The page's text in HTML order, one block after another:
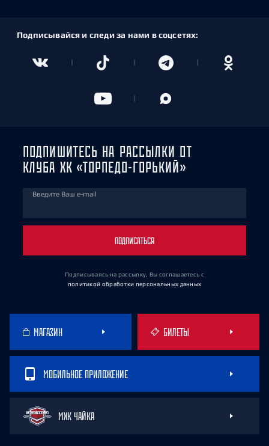
Подписывайся и следи за нами в соцсетях:
ПОДПИШИТЕСЬ НА РАССЫЛКИ ОТ
КЛУБА ХК «ТОРПЕДО-ГОРЬКИЙ»
Введите Ваш e-mail
ПОДПИСАТЬСЯ
Подписываясь на рассылку, Вы соглашаетесь с
политикой обработки персональных данных
МАГАЗИН БИЛЕТЫ
МОБИЛЬНОЕ ПРИЛОЖЕНИЕ
МХК ЧАЙКА